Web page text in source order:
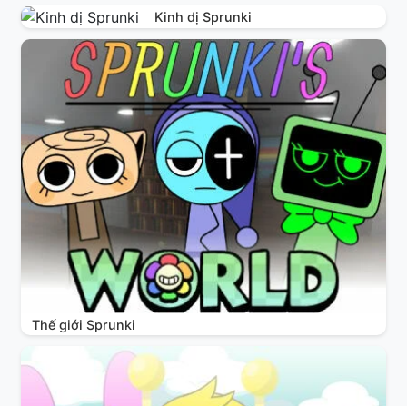
Kinh dị Sprunki
Thế giới Sprunki